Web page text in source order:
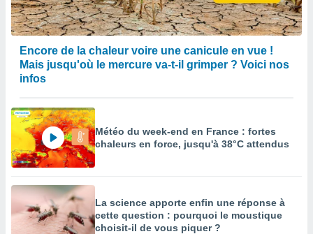
Encore de la chaleur voire une canicule en vue !
Mais jusqu'où le mercure va-t-il grimper ? Voici nos
infos
Météo du week-end en France : fortes
chaleurs en force, jusqu'à 38°C attendus
La science apporte enfin une réponse à
cette question : pourquoi le moustique
choisit-il de vous piquer ?